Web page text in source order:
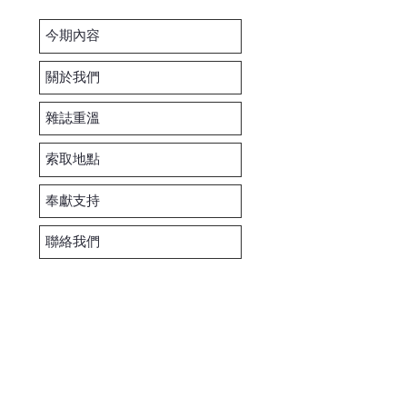
今期內容
關於我們
雜誌重溫
索取地點
奉獻支持
聯絡我們